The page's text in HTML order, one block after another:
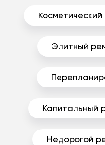
Элитный
Капитальный
Недорогой